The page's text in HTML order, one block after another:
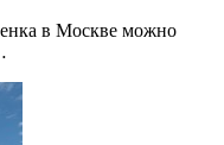
в Москве можно